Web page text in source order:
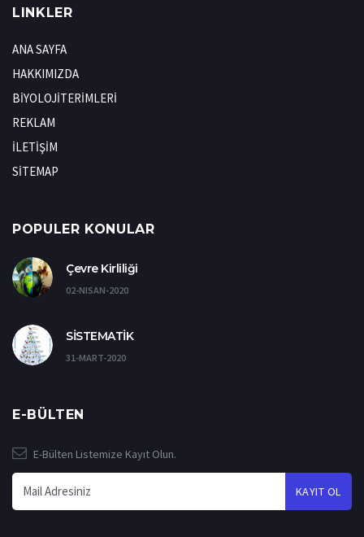
LINKLER
ANA SAYFA
HAKKIMIZDA
BİYOLOJİTERİMLERİ
REKLAM
İLETİŞİM
SİTEMAP
POPULER KONULAR
Çevre Kirliliği
02-NISAN-2020
SİSTEMATİK
31-MART-2020
E-BÜLTEN
E-Bülten Listemize Kayıt Olun.